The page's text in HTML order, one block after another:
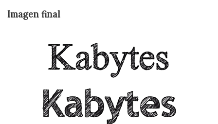
Imagen final